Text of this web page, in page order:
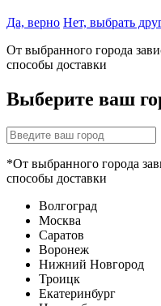
Да, верно Нет, выбрать
От выбранного города
способы доставки
Выберите ваш
*От выбранного города
способы доставки
Волгоград
Москва
Саратов
Воронеж
Нижний Новгород
Троицк
Екатеринбург